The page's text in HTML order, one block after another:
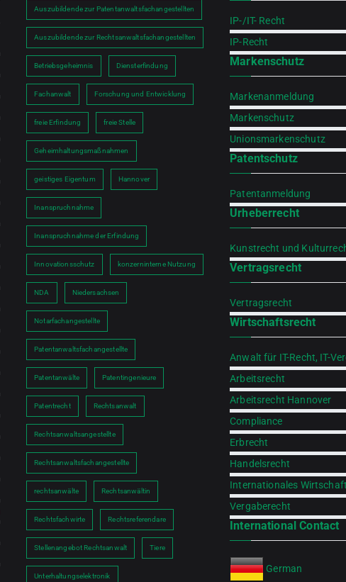
Auszubildende zur Patentanwaltsfachangestellten
Auszubildende zur Rechtsanwaltsfachangestellten
Betriebsgeheimnis Diensterfindung
Fachanwalt Forschung und Entwicklung
freie Erfindung freie Stelle
Geheimhaltungsmaßnahmen
geistiges Eigentum Hannover
Inanspruchnahme
Inanspruchnahme der Erfindung
Innovationsschutz konzerninterne Nutzung
NDA Niedersachsen
Notarfachangestellte
Patentanwaltsfachangestellte
Patentanwälte Patentingenieure
Patentrecht Rechtsanwalt
Rechtsanwaltsangestellte
Rechtsanwaltsfachangestellte
rechtsanwälte Rechtsanwältin
Rechtsfachwirte Rechtsreferendare
Stellenangebot Rechtsanwalt Tiere
Unterhaltungselektronik
IP-/IT- Recht
IP-Recht
Markenschutz
Markenanmeldung
Markenschutz
Unionsmarkenschutz
Patentschutz
Patentanmeldung
Urheberrecht
Kunstrecht und
Vertragsrecht
Vertragsrecht
Wirtschaftsrecht
Anwalt für IT-Recht, IT-
Arbeitsrecht
Arbeitsrecht Hannover
Compliance
Erbrecht
Handelsrecht
Internationales
Vergaberecht
International Contact
German